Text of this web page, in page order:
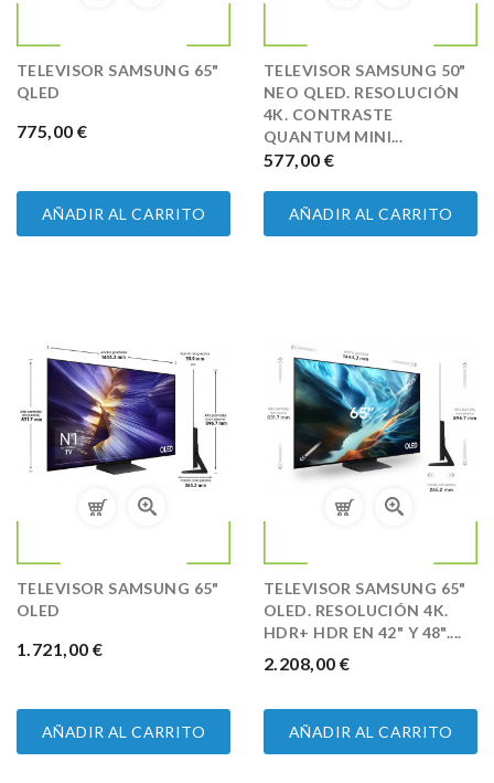
TELEVISOR SAMSUNG 65"
QLED
PRECIO
775,00 €
AÑADIR AL CARRITO
TELEVISOR SAMSUNG 50"
NEO QLED. RESOLUCIÓN
4K. CONTRASTE
QUANTUM MINI...
PRECIO
577,00 €
AÑADIR AL CARRITO
TELEVISOR SAMSUNG 65"
OLED
PRECIO
1.721,00 €
AÑADIR AL CARRITO
TELEVISOR SAMSUNG 65"
OLED. RESOLUCIÓN 4K.
HDR+ HDR EN 42" Y 48"....
PRECIO
2.208,00 €
AÑADIR AL CARRITO